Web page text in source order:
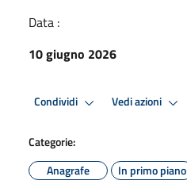
Data :
10 giugno 2026
Condividi Vedi azioni
Categorie:
Anagrafe
In primo piano